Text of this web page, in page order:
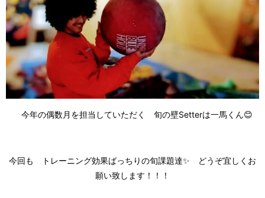
今年の偶数月を担当していただく 旬の壁Setterは一馬くん😊
今回も トレーニング効果ばっちりの旬課題達✨ どうぞ宜しくお
願い致します！！！